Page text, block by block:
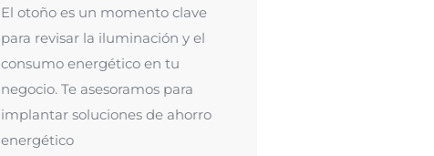
El otoño es un momento clave
para revisar la iluminación y el
consumo energético en tu
negocio. Te asesoramos para
implantar soluciones de ahorro
energético